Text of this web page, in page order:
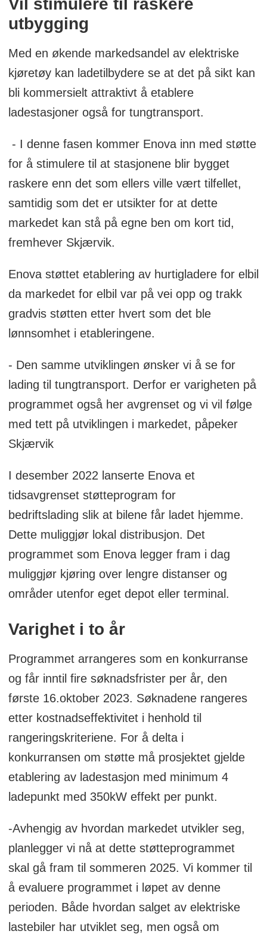
Vil stimulere til raskere
utbygging
Med en økende markedsandel av elektriske
kjøretøy kan ladetilbydere se at det på sikt kan
bli kommersielt attraktivt å etablere
ladestasjoner også for tungtransport.
- I denne fasen kommer Enova inn med støtte
for å stimulere til at stasjonene blir bygget
raskere enn det som ellers ville vært tilfellet,
samtidig som det er utsikter for at dette
markedet kan stå på egne ben om kort tid,
fremhever Skjærvik.
Enova støttet etablering av hurtigladere for elbil
da markedet for elbil var på vei opp og trakk
gradvis støtten etter hvert som det ble
lønnsomhet i etableringene.
- Den samme utviklingen ønsker vi å se for
lading til tungtransport. Derfor er varigheten på
programmet også her avgrenset og vi vil følge
med tett på utviklingen i markedet, påpeker
Skjærvik
I desember 2022 lanserte Enova et
tidsavgrenset støtteprogram for
bedriftslading slik at bilene får ladet hjemme.
Dette muliggjør lokal distribusjon. Det
programmet som Enova legger fram i dag
muliggjør kjøring over lengre distanser og
områder utenfor eget depot eller terminal.
Varighet i to år
Programmet arrangeres som en konkurranse
og får inntil fire søknadsfrister per år, den
første 16.oktober 2023. Søknadene rangeres
etter kostnadseffektivitet i henhold til
rangeringskriteriene. For å delta i
konkurransen om støtte må prosjektet gjelde
etablering av ladestasjon med minimum 4
ladepunkt med 350kW effekt per punkt.
-Avhengig av hvordan markedet utvikler seg,
planlegger vi nå at dette støtteprogrammet
skal gå fram til sommeren 2025. Vi kommer til
å evaluere programmet i løpet av denne
perioden. Både hvordan salget av elektriske
lastebiler har utviklet seg, men også om